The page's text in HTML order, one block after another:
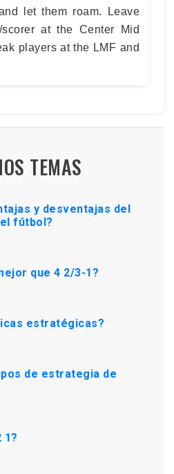
let them roam. Leave
at the Center Mid
players at the LMF and
TEMAS
y desventajas del
fútbol?
que 4 2/3-1?
estratégicas?
de estrategia de
1?